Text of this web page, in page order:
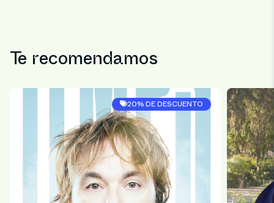
Te recomendamos
20% DE DESCUENTO